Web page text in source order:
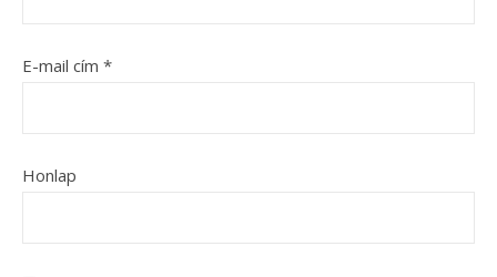
E-mail cím *
Honlap